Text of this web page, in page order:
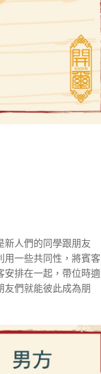
新人們的同學跟朋友
用一些共同性，將賓客
安排在一起，帶位時適
友們就能彼此成為朋